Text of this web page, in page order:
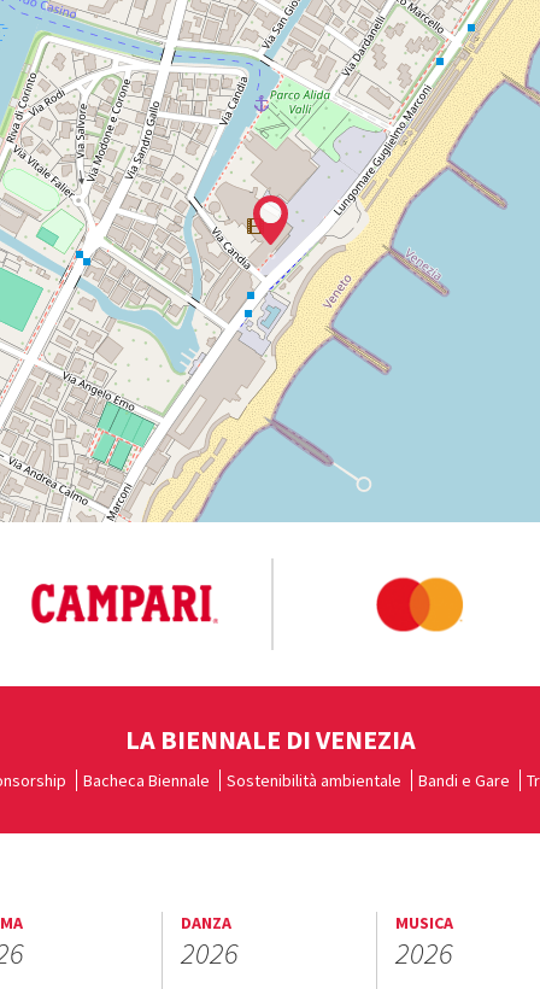
LA BIENNALE DI VENEZIA
Bacheca Biennale Sostenibilità ambientale Bandi e Gare
DANZA
2026
MUSICA
2026